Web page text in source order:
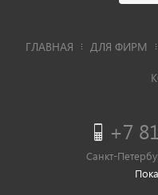
ГЛАВНАЯ ДЛЯ ФИРМ
+7
Санкт-